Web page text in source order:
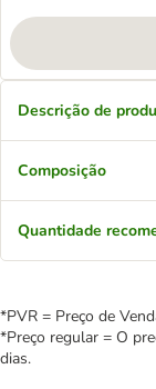
Descrição de
Composição
Quantidade
*PVR = Preço de
*Preço regular = O
dias.